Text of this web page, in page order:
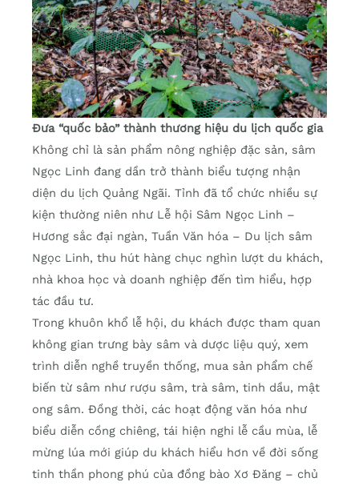
Đưa “quốc bảo” thành thương hiệu du lịch quốc gia
Không chỉ là sản phẩm nông nghiệp đặc sản, sâm
Ngọc Linh đang dần trở thành biểu tượng nhận
diện du lịch Quảng Ngãi. Tỉnh đã tổ chức nhiều sự
kiện thường niên như Lễ hội Sâm Ngọc Linh –
Hương sắc đại ngàn, Tuần Văn hóa – Du lịch sâm
Ngọc Linh, thu hút hàng chục nghìn lượt du khách,
nhà khoa học và doanh nghiệp đến tìm hiểu, hợp
tác đầu tư.
Trong khuôn khổ lễ hội, du khách được tham quan
không gian trưng bày sâm và dược liệu quý, xem
trình diễn nghề truyền thống, mua sản phẩm chế
biến từ sâm như rượu sâm, trà sâm, tinh dầu, mật
ong sâm. Đồng thời, các hoạt động văn hóa như
biểu diễn cồng chiêng, tái hiện nghi lễ cầu mùa, lễ
mừng lúa mới giúp du khách hiểu hơn về đời sống
tinh thần phong phú của đồng bào Xơ Đăng – chủ